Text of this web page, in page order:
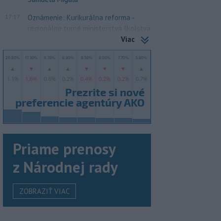
Oznámenie: Kurikurálna reforma -
regionálne turné ministerstva školstva
Viac
Priame prenosy
z Národnej rady
ZOBRAZIŤ VIAC